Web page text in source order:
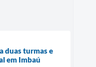
duas turmas e
em Imbaú